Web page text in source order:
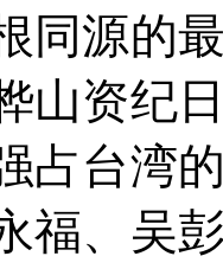
同源的
山资纪
占台湾
福、吴